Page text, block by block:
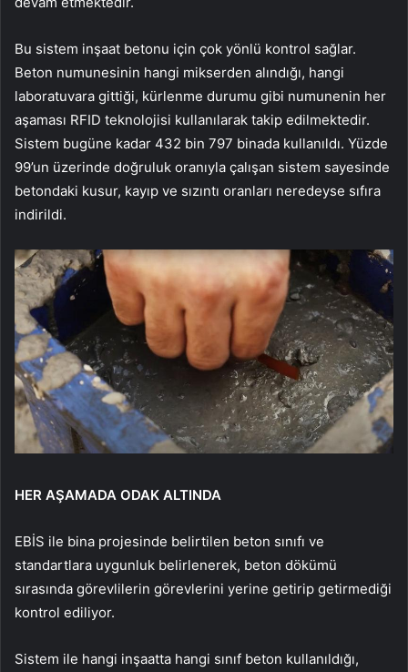
Bu sistem inşaat betonu için çok yönlü kontrol sağlar.
Beton numunesinin hangi mikserden alındığı, hangi
laboratuvara gittiği, kürlenme durumu gibi numunenin her
aşaması RFID teknolojisi kullanılarak takip edilmektedir.
Sistem bugüne kadar 432 bin 797 binada kullanıldı. Yüzde
99’un üzerinde doğruluk oranıyla çalışan sistem sayesinde
betondaki kusur, kayıp ve sızıntı oranları neredeyse sıfıra
indirildi.
HER AŞAMADA ODAK ALTINDA
EBİS ile bina projesinde belirtilen beton sınıfı ve
standartlara uygunluk belirlenerek, beton dökümü
sırasında görevlilerin görevlerini yerine getirip getirmediği
kontrol ediliyor.
Sistem ile hangi inşaatta hangi sınıf beton kullanıldığı,